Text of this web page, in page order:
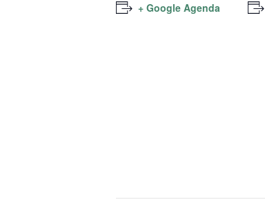
+ Google Agenda